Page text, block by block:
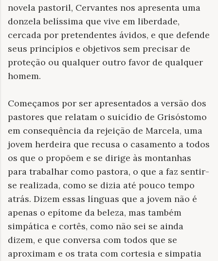
novela pastoril, Cervantes nos apresenta uma
donzela belíssima que vive em liberdade,
cercada por pretendentes ávidos, e que defende
seus princípios e objetivos sem precisar de
proteção ou qualquer outro favor de qualquer
homem.
Começamos por ser apresentados a versão dos
pastores que relatam o suicídio de Grisóstomo
em consequência da rejeição de Marcela, uma
jovem herdeira que recusa o casamento a todos
os que o propõem e se dirige às montanhas
para trabalhar como pastora, o que a faz sentir-
se realizada, como se dizia até pouco tempo
atrás. Dizem essas línguas que a jovem não é
apenas o epítome da beleza, mas também
simpática e cortês, como não sei se ainda
dizem, e que conversa com todos que se
aproximam e os trata com cortesia e simpatia